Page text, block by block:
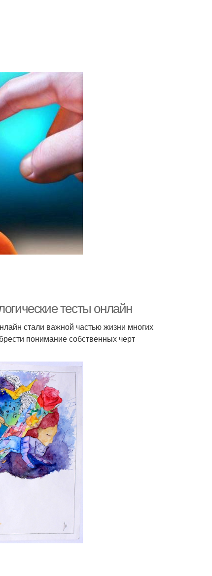
тесты онлайн
стали важной частью жизни многих
понимание собственных черт